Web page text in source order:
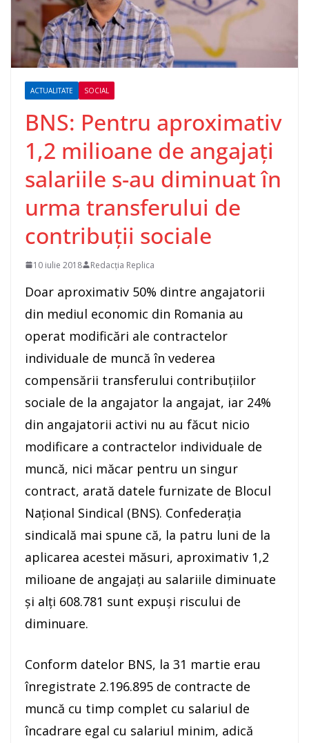
ACTUALITATE SOCIAL
BNS: Pentru aproximativ
1,2 milioane de angajați
salariile s-au diminuat în
urma transferului de
contribuții sociale
10 iulie 2018 Redacția Replica
Doar aproximativ 50% dintre angajatorii
din mediul economic din Romania au
operat modificări ale contractelor
individuale de muncă în vederea
compensării transferului contribuţiilor
sociale de la angajator la angajat, iar 24%
din angajatorii activi nu au făcut nicio
modificare a contractelor individuale de
muncă, nici măcar pentru un singur
contract, arată datele furnizate de Blocul
Naţional Sindical (BNS). Confederaţia
sindicală mai spune că, la patru luni de la
aplicarea acestei măsuri, aproximativ 1,2
milioane de angajaţi au salariile diminuate
şi alţi 608.781 sunt expuşi riscului de
diminuare.
Conform datelor BNS, la 31 martie erau
înregistrate 2.196.895 de contracte de
muncă cu timp complet cu salariul de
încadrare egal cu salariul minim, adică